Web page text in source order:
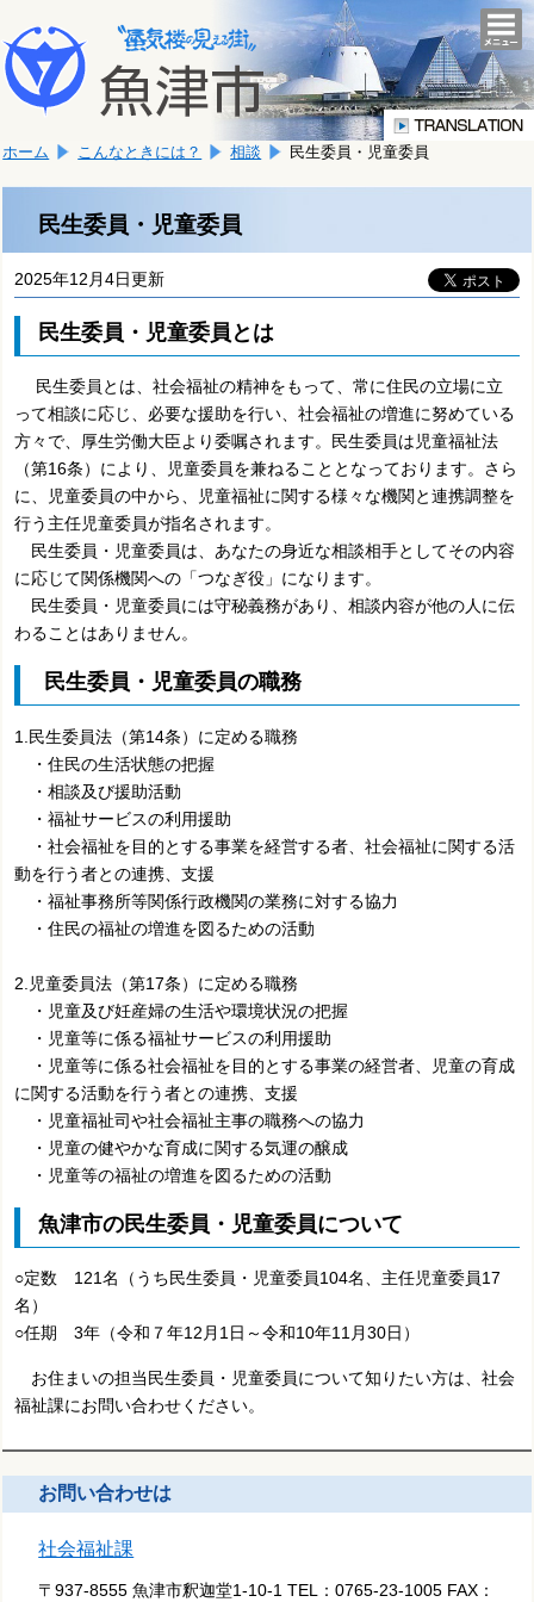
文
へ
移
ま
す。
こ
か
文
ホーム こんなときには？ 相談 民生委員・児童委員
民生委員・児童委員
2025年12月4日更新
民生委員・児童委員とは
民生委員とは、社会福祉の精神をもって、常に住民の立場に立
って相談に応じ、必要な援助を行い、社会福祉の増進に努めている
方々で、厚生労働大臣より委嘱されます。民生委員は児童福祉法
（第16条）により、児童委員を兼ねることとなっております。さら
に、児童委員の中から、児童福祉に関する様々な機関と連携調整を
行う主任児童委員が指名されます。
民生委員・児童委員は、あなたの身近な相談相手としてその内容
に応じて関係機関への「つなぎ役」になります。
民生委員・児童委員には守秘義務があり、相談内容が他の人に伝
わることはありません。
民生委員・児童委員の職務
1.民生委員法（第14条）に定める職務
・住民の生活状態の把握
・相談及び援助活動
・福祉サービスの利用援助
・社会福祉を目的とする事業を経営する者、社会福祉に関する活
動を行う者との連携、支援
・福祉事務所等関係行政機関の業務に対する協力
・住民の福祉の増進を図るための活動
2.児童委員法（第17条）に定める職務
・児童及び妊産婦の生活や環境状況の把握
・児童等に係る福祉サービスの利用援助
・児童等に係る社会福祉を目的とする事業の経営者、児童の育成
に関する活動を行う者との連携、支援
・児童福祉司や社会福祉主事の職務への協力
・児童の健やかな育成に関する気運の醸成
・児童等の福祉の増進を図るための活動
魚津市の民生委員・児童委員について
○定数 121名（うち民生委員・児童委員104名、主任児童委員17
名）
○任期 3年（令和７年12月1日～令和10年11月30日）
お住まいの担当民生委員・児童委員について知りたい方は、社会
福祉課にお問い合わせください。
お問い合わせは
社会福祉課
〒937-8555 魚津市釈迦堂1-10-1 TEL：0765-23-1005 FAX：